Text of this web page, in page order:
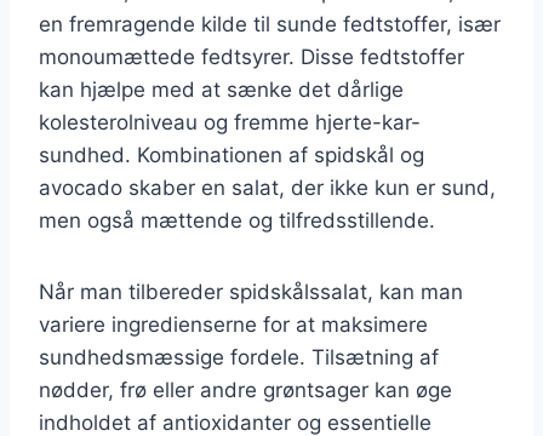
en fremragende kilde til sunde fedtstoffer, især
monoumættede fedtsyrer. Disse fedtstoffer
kan hjælpe med at sænke det dårlige
kolesterolniveau og fremme hjerte-kar-
sundhed. Kombinationen af spidskål og
avocado skaber en salat, der ikke kun er sund,
men også mættende og tilfredsstillende.
Når man tilbereder spidskålssalat, kan man
variere ingredienserne for at maksimere
sundhedsmæssige fordele. Tilsætning af
nødder, frø eller andre grøntsager kan øge
indholdet af antioxidanter og essentielle